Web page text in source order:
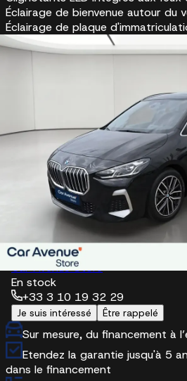
Éclairage de bienvenue autour du
Éclairage de plaque
Feux arrière à LED intégrant les
Feux de sortie de porte avant
Projecteurs LED (feux de route et
Options spéciales et packs
Pack Aérodynamique M
Pack Premium
RDV d'essai
Car Avenue Store
En stock
+33 3 10 19 32 29
Je suis intéressé Être rappelé
Sur mesure, du financement à
Etendez la garantie jusqu'à 5
dans le financement